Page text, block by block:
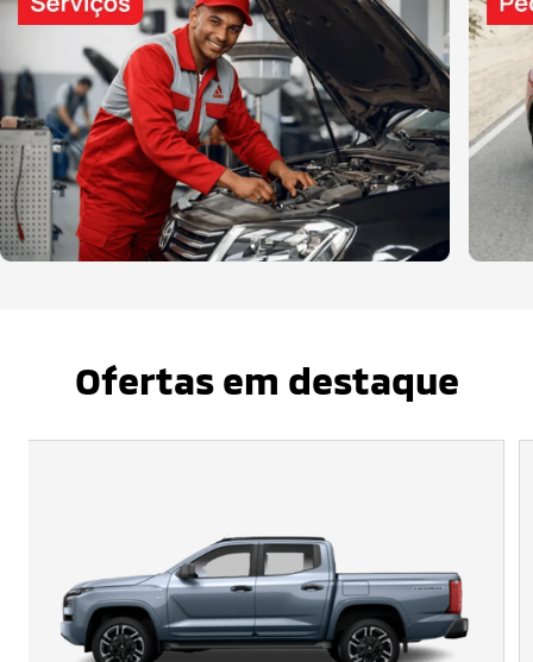
Ofertas em destaque